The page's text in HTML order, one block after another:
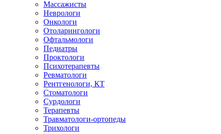
Массажисты
Неврологи
Онкологи
Отоларингологи
Офтальмологи
Педиатры
Проктологи
Психотерапевты
Ревматологи
Рентгенологи, КТ
Стоматологи
Сурдологи
Терапевты
Травматологи-ортопеды
Трихологи